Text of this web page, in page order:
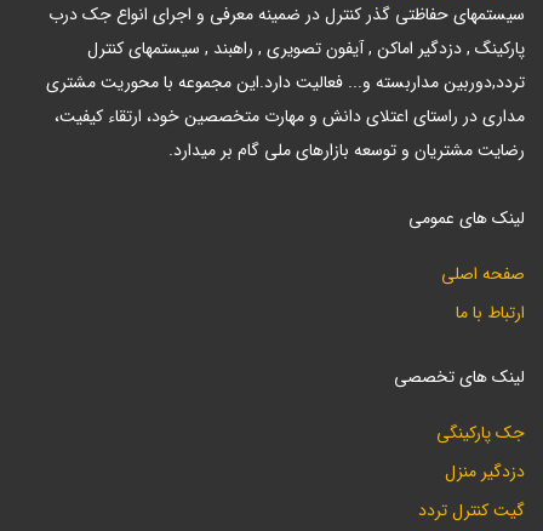
سیستمهای حفاظتی گذر کنترل در ضمینه معرفی و اجرای انواع جک درب
پارکینگ , دزدگیر اماکن , آیفون تصویری , راهبند , سیستمهای کنترل
تردد,دوربین مداربسته و... فعالیت دارد.این مجموعه با محوریت مشتری
مداری در راستای اعتلای دانش و مهارت متخصصین خود، ارتقاء کیفیت،
رضایت مشتریان و توسعه بازارهای ملی گام بر میدارد.
لینک های عمومی
صفحه اصلی
ارتباط با ما
لینک های تخصصی
جک پارکینگی
دزدگیر منزل
گیت کنترل تردد